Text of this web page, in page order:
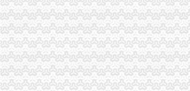
重庆市工商行政管理局发布红盾示信息：分公
巴南局重庆注销分公司干部职工勇扑两起山火
工商动态
全市代理注销分公司区县局信用信息化岗位大
北碚局代理注销分公司缙云工商所五项措施推
永川区出台实施品牌战略措施